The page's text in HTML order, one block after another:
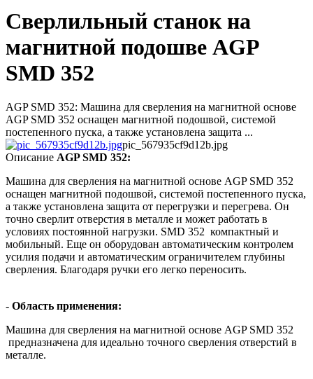
Сверлильный станок на
магнитной подошве AGP
SMD 352
AGP SMD 352: Машина для сверления на магнитной основе
AGP SMD 352 оснащен магнитной подошвой, системой
постепенного пуска, а также установлена защита ...
pic_567935cf9d12b.jpg
Описание AGP SMD 352:
Машина для сверления на магнитной основе AGP SMD 352
оснащен магнитной подошвой, системой постепенного пуска,
а также установлена защита от перегрузки и перегрева. Он
точно сверлит отверстия в металле и может работать в
условиях постоянной нагрузки. SMD 352 компактный и
мобильный. Еще он оборудован автоматическим контролем
усилия подачи и автоматическим ограничителем глубины
сверления. Благодаря ручки его легко переносить.
- Область применения:
Машина для сверления на магнитной основе AGP SMD 352
предназначена для идеально точного сверления отверстий в
металле.